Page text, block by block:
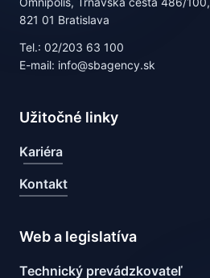
821 01 Bratislava
Tel.: 02/203 63 100
E-mail: info@sbagency.sk
Užitočné linky
Kariéra
Kontakt
Web a legislatíva
Technický prevádzkovateľ